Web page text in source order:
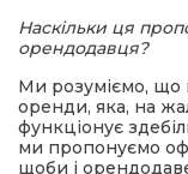
Наскільки ця
орендодавця?
Ми розуміємо, що
оренди, яка, на
функціонує
ми пропонуємо
щоби і